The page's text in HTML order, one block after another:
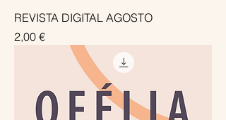
REVISTA DIGITAL AGOSTO
Preço
2,00 €